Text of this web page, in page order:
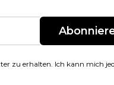
zu erhalten. Ich kann mich